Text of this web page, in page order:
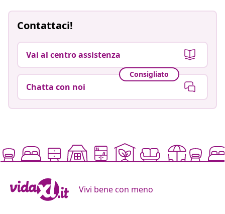
Contattaci!
Vai al centro assistenza
Consigliato
Chatta con noi
Vivi bene con meno